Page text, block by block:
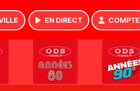
EN DIRECT COMPTE